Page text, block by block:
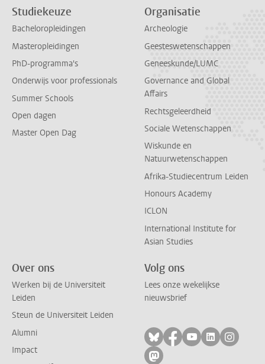
Studiekeuze
Bacheloropleidingen
Masteropleidingen
PhD-programma's
Onderwijs voor professionals
Summer Schools
Open dagen
Master Open Dag
Organisatie
Archeologie
Geesteswetenschappen
Geneeskunde/LUMC
Governance and Global
Affairs
Rechtsgeleerdheid
Sociale Wetenschappen
Wiskunde en
Natuurwetenschappen
Afrika-Studiecentrum Leiden
Honours Academy
ICLON
International Institute for
Asian Studies
Over ons
Werken bij de Universiteit
Leiden
Steun de Universiteit Leiden
Alumni
Impact
Volg ons
Lees onze wekelijkse
nieuwsbrief
Volg ons op bluesky
Volg ons op
Volg ons op
Volg ons
Volg
Volg ons op mastodon